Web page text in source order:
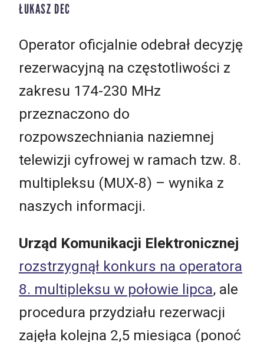
ŁUKASZ DEC
Operator oficjalnie odebrał decyzję
rezerwacyjną na częstotliwości z
zakresu 174-230 MHz
przeznaczono do
rozpowszechniania naziemnej
telewizji cyfrowej w ramach tzw. 8.
multipleksu (MUX-8) – wynika z
naszych informacji.
Urząd Komunikacji Elektronicznej
rozstrzygnął konkurs na operatora
8. multipleksu w połowie lipca, ale
procedura przydziału rezerwacji
zajęła kolejna 2,5 miesiąca (ponoć